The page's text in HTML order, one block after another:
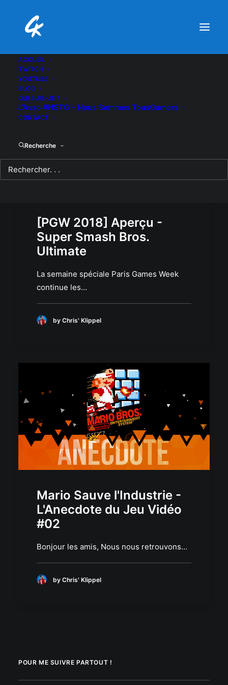
ACCUEIL
TWITCH
YOUTUBE
BLOG
QUI SUIS-JE ?
L’Asso #NSTG – Nous Sommes TousGamers
CONTACT
Recherche
[PGW 2018] Aperçu -
Super Smash Bros.
Ultimate
La semaine spéciale Paris Games Week
continue les…
by Chris' Klippel
Mario Sauve l'Industrie -
L'Anecdote du Jeu Vidéo
#02
Bonjour les amis, Nous nous retrouvons…
by Chris' Klippel
POUR ME SUIVRE PARTOUT !